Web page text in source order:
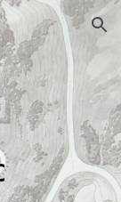
to navigation